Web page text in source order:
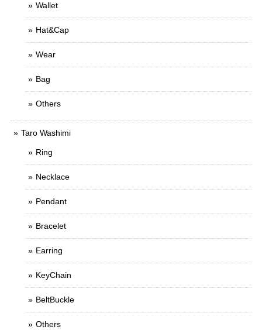
Wallet
Hat&Cap
Wear
Bag
Others
Taro Washimi
Ring
Necklace
Pendant
Bracelet
Earring
KeyChain
BeltBuckle
Others